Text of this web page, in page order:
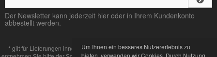
Der Newsletter kann jederzeit hier oder in Ihrem Kundenkonto
abbestellt werden.
* gilt für Lieferungen innerhalb Deutschlands, Lieferzeiten für andere Länder
Um Ihnen ein besseres Nutzererlebnis zu
bieten, verwenden wir Cookies. Durch Nutzung